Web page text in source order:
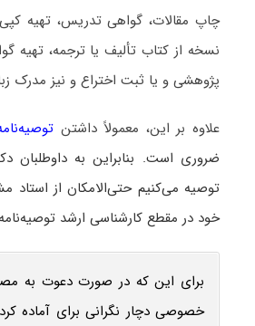
چاپ مقالات، گواهی تدریس، تهیه
نسخه از کتاب تألیف یا ترجمه، تهیه
پژوهشی و یا ثبت اختراع و نیز مدرک
علاوه بر این، معمولاً داشتن
ضروری است. بنابراین به
توصیه می‌کنیم حتی‌الامکان از استاد
خود در مقطع کارشناسی ارشد
برای این که در صورت دعوت به
خصوصی دچار نگرانی برای آماده